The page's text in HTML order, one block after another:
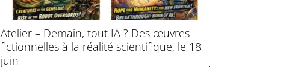
Atelier – Demain, tout IA ? Des œuvres
fictionnelles à la réalité scientifique, le 18
juin